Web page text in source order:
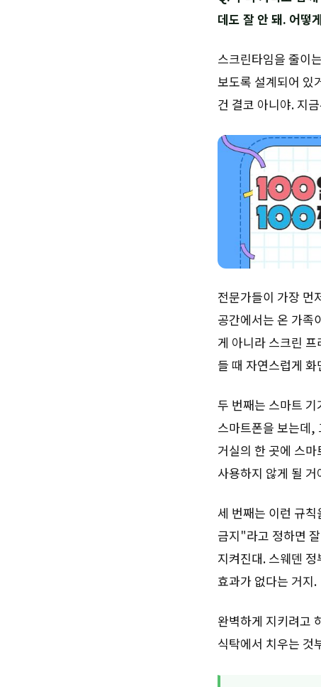
데도 잘 안 돼. 어떻
스크린타임을 줄이
보도록 설계되어 있
건 결코 아니야. 지
전문가들이 가장 먼
공간에서는 온 가족
게 아니라 스크린
들 때 자연스럽게
두 번째는 스마트
스마트폰을 보는데,
거실의 한 곳에 스
사용하지 않게 될 거
세 번째는 이런 규
금지"라고 정하면
지켜진대. 스웨덴
효과가 없다는 거지.
완벽하게 지키려고
식탁에서 치우는 것